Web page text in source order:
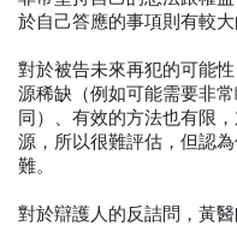
於自己答應的事項則有較大
對於被告未來再犯的可能
源稀缺（例如可能需要非
同）、有效的方法也有限
源，所以很難評估，但認
難。
對於辯護人的反詰問，黃